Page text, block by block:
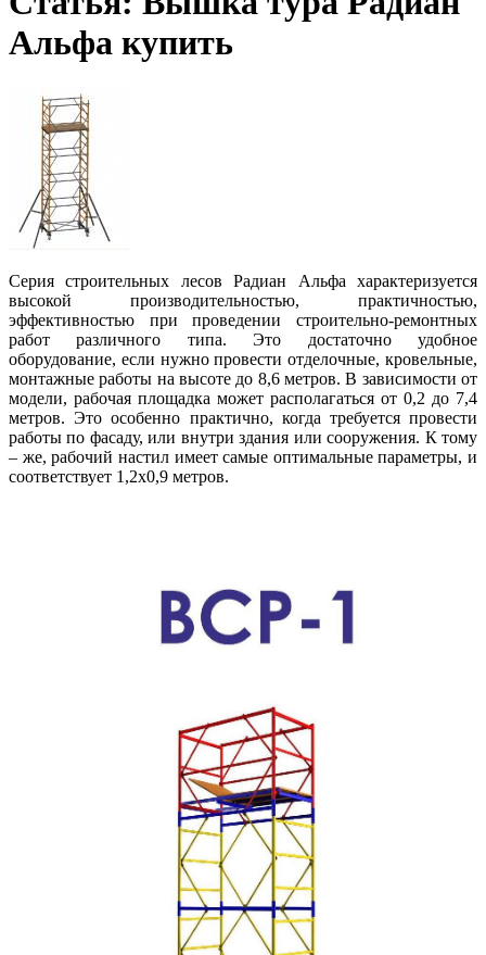
Альфа купить
Серия строительных лесов Радиан Альфа характеризуется
высокой производительностью, практичностью,
эффективностью при проведении строительно-ремонтных
работ различного типа. Это достаточно удобное
оборудование, если нужно провести отделочные, кровельные,
монтажные работы на высоте до 8,6 метров. В зависимости от
модели, рабочая площадка может располагаться от 0,2 до 7,4
метров. Это особенно практично, когда требуется провести
работы по фасаду, или внутри здания или сооружения. К тому
– же, рабочий настил имеет самые оптимальные параметры, и
соответствует 1,2х0,9 метров.